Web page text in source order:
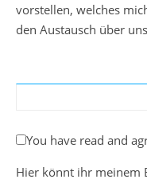
vorstellen, welches
den Austausch über
You have read and
Hier könnt ihr meinem